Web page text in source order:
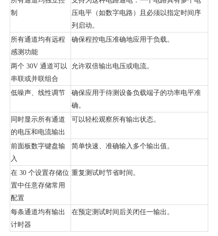
制
压电平（如数字电路）且必须以指定时间序
列启动。
所有通道均有远程
感测功能
确保程控电压准确地应用于负载。
两个 30V 通道可以
串联或并联组合
允许双倍输出电压或电流。
低噪声、线性调节
确保应用于待测设备负载端子的功率电平准
确。
同时显示所有通道
的电压和电流输出
可以轻松观察所有输出状态。
前面板数字键盘输
入
简单快速、准确输入多个输出值。
在 30 个设置存储位
置中任意存储常用
配置
重复测试时节省时间。
每条通道均有输出
计时器
在预定测试时间后关闭任一输出。